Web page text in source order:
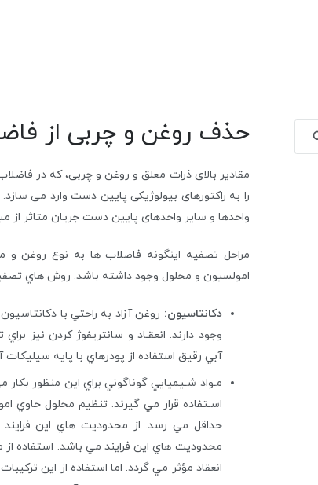
حذف روغن و چربی از
مقادیر بالای ذرات معلق و روغن و چربی، که در
را به راکتورهای بیولوژیکی پایین دست وارد می
واحدها و سایر واحدهای پایین دست جریان متاثر از
مراحل تصفيه اينگونه فاضلاب ها به نوع روغن و
امولسيون و محلول وجود داشته باشد. روش هاي
دكانتاسيون: روغن آزاد به راحتي با
وجود دارند. انعقـاد و سانتريفوژ كردن نيز
آبي رقيق استفاده از پودرهاي با پايه
مـواد شـيميايي گوناگوني براي اين منظور
انعقاد مؤثر مي گردد. اما استفاده از اين